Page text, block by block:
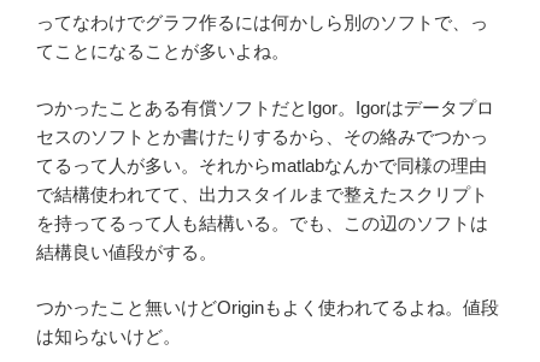
ってなわけでグラフ作るには何かしら別のソフトで、っ
てことになることが多いよね。
つかったことある有償ソフトだとIgor。Igorはデータプロ
セスのソフトとか書けたりするから、その絡みでつかっ
てるって人が多い。それからmatlabなんかで同様の理由
で結構使われてて、出力スタイルまで整えたスクリプト
を持ってるって人も結構いる。でも、この辺のソフトは
結構良い値段がする。
つかったこと無いけどOriginもよく使われてるよね。値段
は知らないけど。